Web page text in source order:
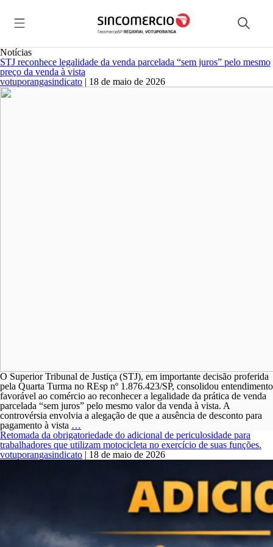
Notícias
STJ reconhece legalidade da venda parcelada “sem juros” pelo mesmo
preço da venda à vista
votuporangasindicato | 18 de maio de 2026
O Superior Tribunal de Justiça (STJ), em importante decisão proferida
pela Quarta Turma no REsp nº 1.876.423/SP, consolidou entendimento
favorável ao comércio ao reconhecer a legalidade da prática de venda
parcelada “sem juros” pelo mesmo valor da venda à vista. A
controvérsia envolvia a alegação de que a ausência de desconto para
pagamento à vista …
reconhece
legalidade
da
Retomada da obrigatoriedade do adicional de periculosidade para
trabalhadores que utilizam motocicleta no exercício de suas funções.
votuporangasindicato | 18 de maio de 2026